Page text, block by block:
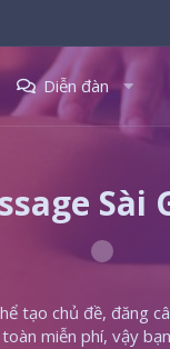
Diễn đàn
Sài
tạo chủ đề, đăng
miễn phí, vậy